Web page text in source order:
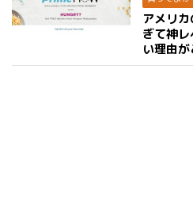
アメリ
ぎて神
い理由が